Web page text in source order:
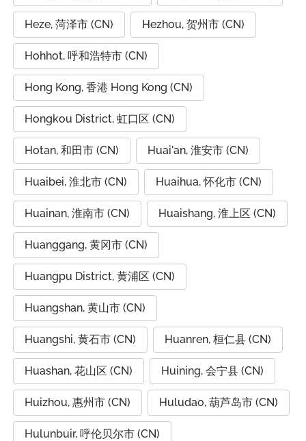
Heze, 菏泽市 (CN) Hezhou, 贺州市 (CN)
Hohhot, 呼和浩特市 (CN)
Hong Kong, 香港 Hong Kong (CN)
Hongkou District, 虹口区 (CN)
Hotan, 和田市 (CN) Huai'an, 淮安市 (CN)
Huaibei, 淮北市 (CN) Huaihua, 怀化市 (CN)
Huainan, 淮南市 (CN) Huaishang, 淮上区 (CN)
Huanggang, 黄冈市 (CN)
Huangpu District, 黄浦区 (CN)
Huangshan, 黄山市 (CN)
Huangshi, 黄石市 (CN) Huanren, 桓仁县 (CN)
Huashan, 花山区 (CN) Huining, 会宁县 (CN)
Huizhou, 惠州市 (CN) Huludao, 葫芦岛市 (CN)
Hulunbuir, 呼伦贝尔市 (CN)